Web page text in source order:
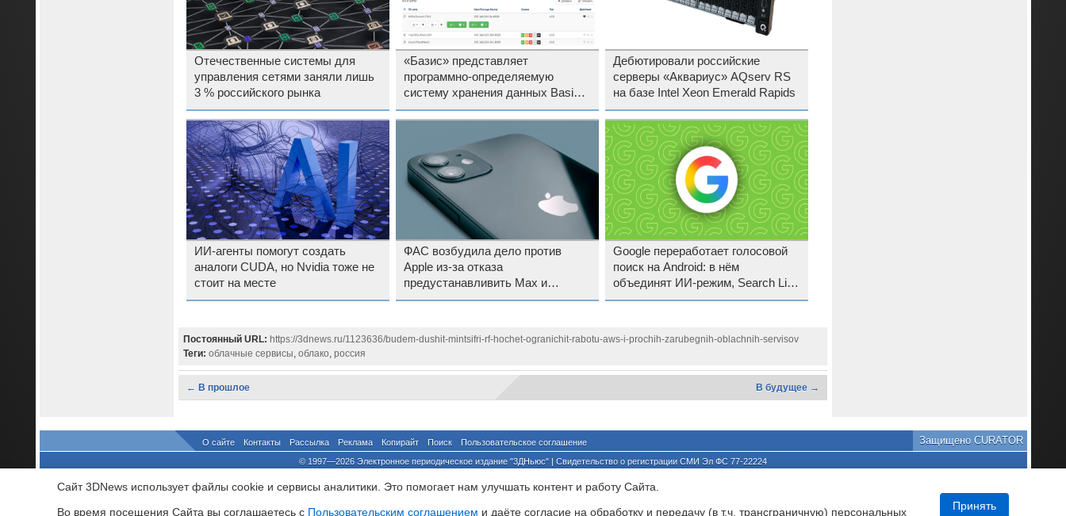
Отечественные системы для
управления сетями заняли лишь
3 % российского рынка
«Базис» представляет
программно-определяемую
систему хранения данных Basis
SDS 2.0
Дебютировали российские
серверы «Аквариус» AQserv RS
на базе Intel Xeon Emerald Rapids
ИИ-агенты помогут создать
аналоги CUDA, но Nvidia тоже не
стоит на месте
ФАС возбудила дело против
Apple из-за отказа
предустанавливить Max и
RuStore на iPhone
Google переработает голосовой
поиск на Android: в нём
объединят ИИ-режим, Search Live
и поиск музыки
Постоянный URL: https://3dnews.ru/1123636/budem-dushit-mintsifri-rf-hochet-ogranichit-rabotu-aws-i-prochih-zarubegnih-oblachnih-servisov
Теги: облачные сервисы, облако, россия
← В прошлое В будущее →
О сайте Контакты Рассылка Реклама Копирайт Поиск Пользовательское соглашение Защищено CURATOR
© 1997—2026 Электронное периодическое издание "3ДНьюс" | Свидетельство о регистрации СМИ Эл ФС 77-22224
При цитировании документа ссылка на сайт с указанием автора обязательна. Полное заимствование документа является нарушением
Сайт 3DNews использует файлы cookie и сервисы аналитики. Это помогает нам улучшать контент и работу Cайта.
Во время посещения Cайта вы соглашаетесь с Пользовательским соглашением и даёте согласие на обработку и передачу (в т.ч. трансграничную) персональных Принять